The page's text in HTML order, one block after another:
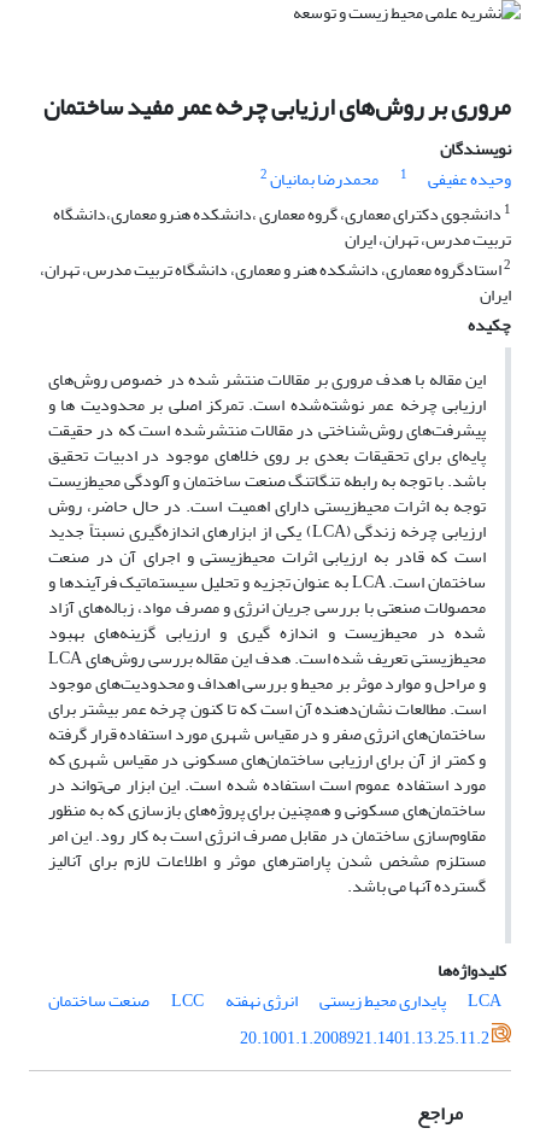
مروری بر روش‌های ارزیابی چرخه عمر مفید ساختمان
نویسندگان
وحیده عفیفی
1 محمدرضا بمانیان2
1 دانشجوی دکترای معماری، گروه معماری ،دانشکده هنرو معماری،دانشگاه
تربیت مدرس، تهران، ایران
2استادگروه معماری، دانشکده هنر و معماری، دانشگاه تربیت مدرس، تهران،
ایران
چکیده
این مقاله با هدف مروری بر مقالات منتشر شده در خصوص روش‌های
ارزیابی چرخه عمر نوشته‌شده است. تمرکز اصلی بر محدودیت ها و
پیشرفت‌های روش‌شناختی در مقالات منتشر‌شده است که در حقیقت
پایه‌ای برای تحقیقات بعدی بر روی خلاهای موجود در ادبیات تحقیق
باشد. با توجه به رابطه تنگاتنگ صنعت ساختمان و آلودگی محیط‌زیست
توجه به اثرات محیط‌زیستی دارای اهمیت است. در حال حاضر، روش
ارزیابی چرخه زندگی (LCA) یکی از ابزارهای اندازه‌گیری نسبتاً جدید
است که قادر به ارزیابی اثرات محیط‌زیستی و اجرای آن در صنعت
ساختمان است. LCA به عنوان تجزیه و تحلیل سیستماتیک فرآیندها و
محصولات صنعتی با بررسی جریان انرژی و مصرف مواد، زباله‌های آزاد
شده در محیط‌زیست و اندازه گیری و ارزیابی گزینه‌های بهبود
محیط‌زیستی تعریف شده است. هدف این مقاله بررسی روش‌های LCA
و مراحل و موارد موثر بر محیط و بررسی اهداف و محدودیت‌های موجود
است. مطالعات نشان‌دهنده آن است که تا کنون چرخه عمر بیشتر برای
ساختمان‌های انرژی صفر و در مقیاس شهری مورد استفاده قرار گرفته
و کمتر از آن برای ارزیابی ساختمان‌های مسکونی در مقیاس شهری که
مورد استفاده عموم است استفاده شده است. این ابزار می‌تواند در
ساختمان‌های مسکونی و همچنین برای پروژه‌های بازسازی که به منظور
مقاوم‌سازی ساختمان در مقابل مصرف انرژی است به کار رود. این امر
مستلزم مشخص شدن پارامترهای موثر و اطلاعات لازم برای آنالیز
گسترده آنها می باشد.
کلیدواژه‌ها
LCA
پایداری محیط زیستی انرژی نهفته LCC
صنعت ساختمان
20.1001.1.2008921.1401.13.25.11.2
مراجع